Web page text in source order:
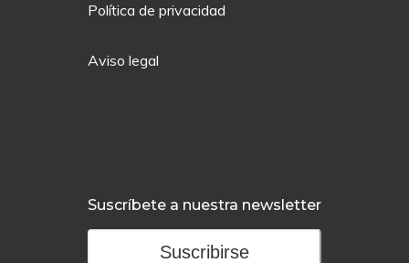
Política de privacidad
Aviso legal
Suscríbete a nuestra newsletter
Suscribirse